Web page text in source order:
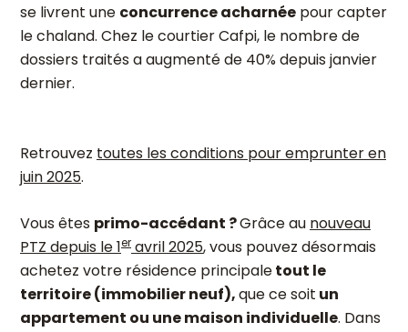
se livrent une concurrence acharnée pour capter
le chaland. Chez le courtier Cafpi, le nombre de
dossiers traités a augmenté de 40% depuis janvier
dernier.
Retrouvez toutes les conditions pour emprunter en
juin 2025.
Vous êtes primo-accédant ?Grâce au nouveau
PTZ depuis le 1er avril 2025, vous pouvez désormais
achetez votre résidence principaletout le
territoire (immobilier neuf),que ce soit un
appartement ou une maison individuelle. Dans